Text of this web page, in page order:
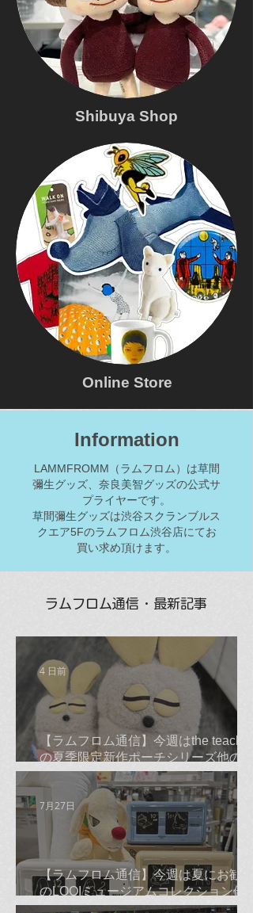
Shibuya Shop
Online Store
Information
LAMMFROMM（ラムフロム）は草間
彌生グッズ、奈良美智グッズの公式サ
プライヤーです。
草間彌生グッズは渋谷スクランブルス
クエア5Fのラムフロム渋谷店にてお
買い求め頂けます。
ラムフロム通信・最新記事
【ラムフロム通信】今週はthe teachers
の夏季限定新作ポーチシリーズ他のご
紹介です☆
4 日前
【ラムフロム通信】今週は夏にお勧め
のLOQIミュージアムコレクション他の
ご紹介です☆
7月27日